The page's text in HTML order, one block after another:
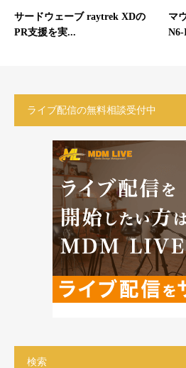
サードウェーブ raytrek XDの
PR支援を実...
マ
N6-
ライブ配信の無料相談受付中
検索